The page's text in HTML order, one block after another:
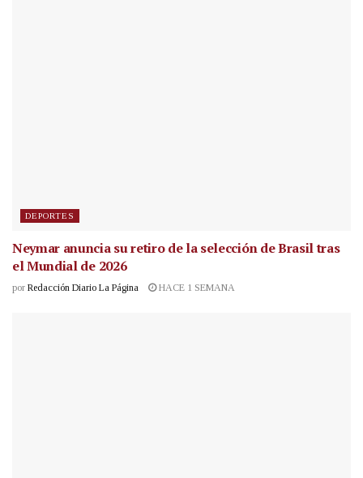
DEPORTES
Neymar anuncia su retiro de la selección de Brasil tras
el Mundial de 2026
por Redacción Diario La Página HACE 1 SEMANA